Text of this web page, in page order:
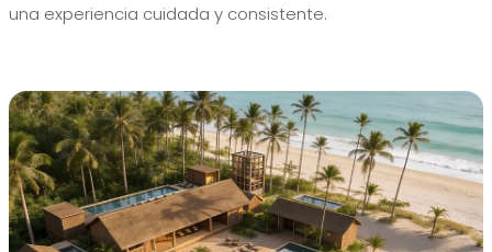
una experiencia cuidada y consistente.